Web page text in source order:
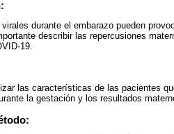
durante el embarazo pueden
describir las repercusiones
19.
las características de las pacientes
la gestación y los resultados